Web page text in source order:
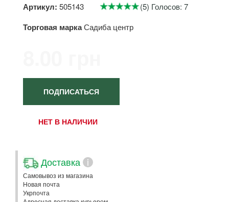
Артикул: 505143 (5) Голосов: 7
Торговая маркаСадиба центр
ПОДПИСАТЬСЯ
НЕТ В НАЛИЧИИ
Доставка i
Самовывоз из магазина
Новая почта
Укрпочта